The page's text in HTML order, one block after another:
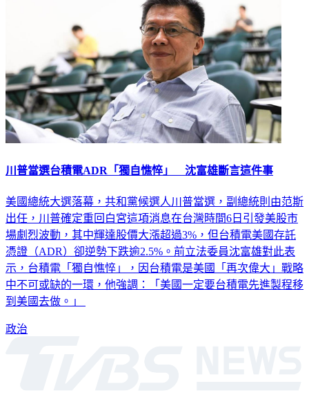
川普當選台積電ADR「獨自憔悴」 沈富雄斷言這件事
美國總統大選落幕，共和黨候選人川普當選，副總統則由范斯
出任，川普確定重回白宮這項消息在台灣時間6日引發美股市
場劇烈波動，其中輝達股價大漲超過3%，但台積電美國存託
憑證（ADR）卻逆勢下跌逾2.5%。前立法委員沈富雄對此表
示，台積電「獨自憔悴」，因台積電是美國「再次偉大」戰略
中不可或缺的一環，他強調：「美國一定要台積電先進製程移
到美國去做。」
政治